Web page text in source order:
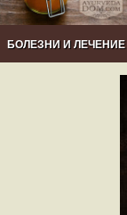
БОЛЕЗНИ И ЛЕЧЕНИЕ